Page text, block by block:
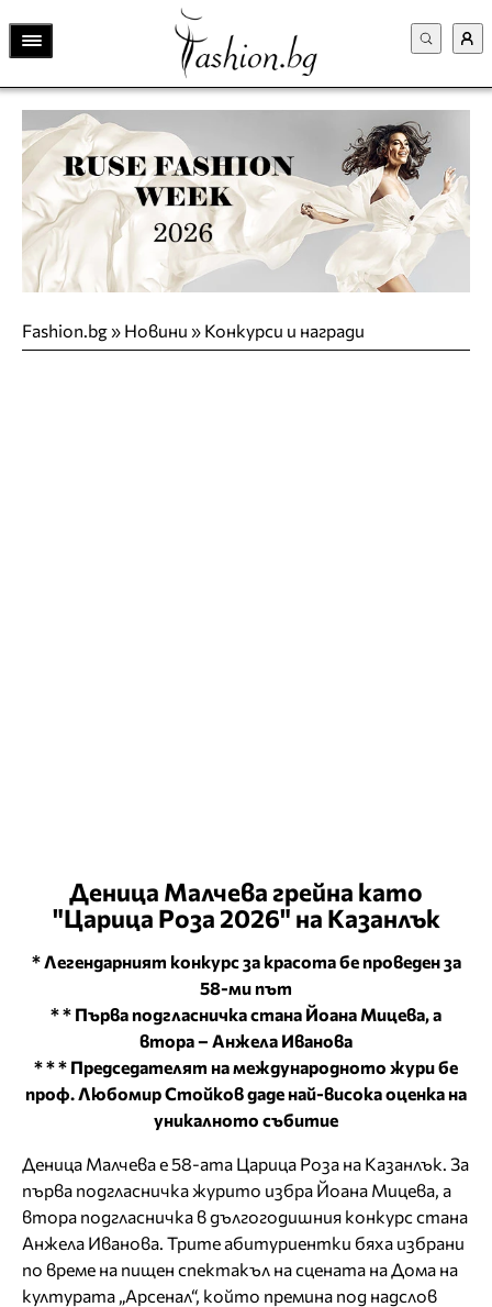
Fashion.bg» Новини » Конкурси и награди
Деница Малчева грейна като
"Царица Роза 2026" на Казанлък
* Легендарният конкурс за красота бе проведен за
58-ми път
* * Първа подгласничка стана Йоана Мицева, а
втора – Анжела Иванова
* * * Председателят на международното жури бе
проф. Любомир Стойков даде най-висока оценка на
уникалното събитие
Деница Малчева е 58-ата Царица Роза на Казанлък. За
първа подгласничка журито избра Йоана Мицева, а
втора подгласничка в дългогодишния конкурс стана
Анжела Иванова. Трите абитуриентки бяха избрани
по време на пищен спектакъл на сцената на Дома на
културата „Арсенал“, който премина под надслов